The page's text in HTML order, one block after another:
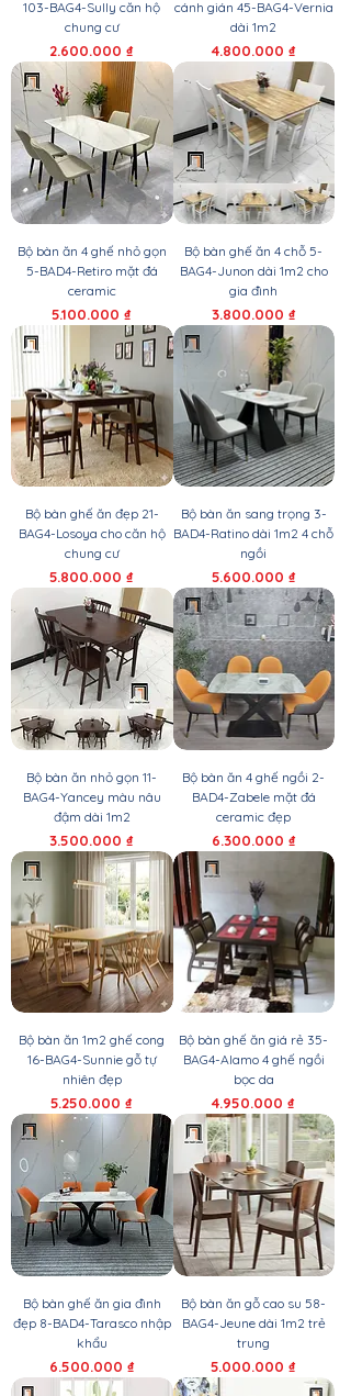
103-BAG4-Sully căn hộ
chung cư
Giá
2.600.000 ₫
cánh gián 45-BAG4-Vernia
dài 1m2
Giá
4.800.000 ₫
Bộ bàn ăn 4 ghế nhỏ gọn
5-BAD4-Retiro mặt đá
ceramic
Giá
5.100.000 ₫
Bộ bàn ghế ăn 4 chỗ 5-
BAG4-Junon dài 1m2 cho
gia đình
Giá
3.800.000 ₫
Bộ bàn ghế ăn đẹp 21-
BAG4-Losoya cho căn hộ
chung cư
Giá
5.800.000 ₫
Bộ bàn ăn sang trọng 3-
BAD4-Ratino dài 1m2 4 chỗ
ngồi
Giá
5.600.000 ₫
Bộ bàn ăn nhỏ gọn 11-
BAG4-Yancey màu nâu
đậm dài 1m2
Giá
3.500.000 ₫
Bộ bàn ăn 4 ghế ngồi 2-
BAD4-Zabele mặt đá
ceramic đẹp
Giá
6.300.000 ₫
Bộ bàn ăn 1m2 ghế cong
16-BAG4-Sunnie gỗ tự
nhiên đẹp
Giá
5.250.000 ₫
Bộ bàn ghế ăn giá rẻ 35-
BAG4-Alamo 4 ghế ngồi
bọc da
Giá
4.950.000 ₫
Bộ bàn ghế ăn gia đình
đẹp 8-BAD4-Tarasco nhập
khẩu
Giá
6.500.000 ₫
Bộ bàn ăn gỗ cao su 58-
BAG4-Jeune dài 1m2 trẻ
trung
Giá
5.000.000 ₫